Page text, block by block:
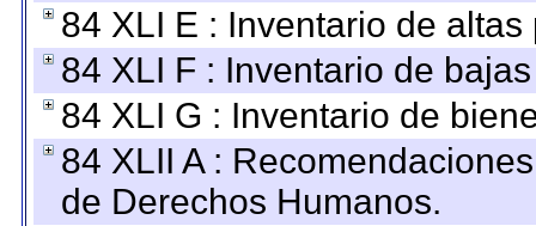
84 XLI E : Inventario de
84 XLI F : Inventario de
84 XLI G : Inventario de
84 XLII A :
de Derechos Humanos.